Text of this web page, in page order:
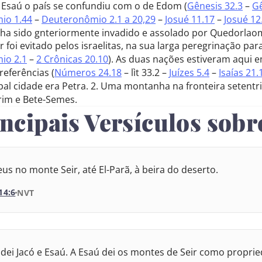
o país se confundiu com o de Edom (Gênesis 32.3–
1.44– Deuteronômio 2.1 a 20,29– Josué 11.17– Josué
sido gnteriormente invadido e assolado por
foi evitado pelos israelitas, na sua larga peregrinação
2.1 –2 Crônicas 20.10). As duas nações estiveram aqui
(Números 24.18– lìt 33.2 – Juízes 5.4– Isaías
cidade era Petra. 2. Uma montanha na fronteira
e Bete-Semes.
Versículos
no monte Seir, até El-Parã, à beira do deserto.
VERSÃO DA BÍBLIA
NVT
Jacó e Esaú. A Esaú dei os montes de Seir como